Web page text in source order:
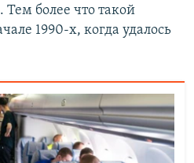
более что такой
1990-х, когда удалось